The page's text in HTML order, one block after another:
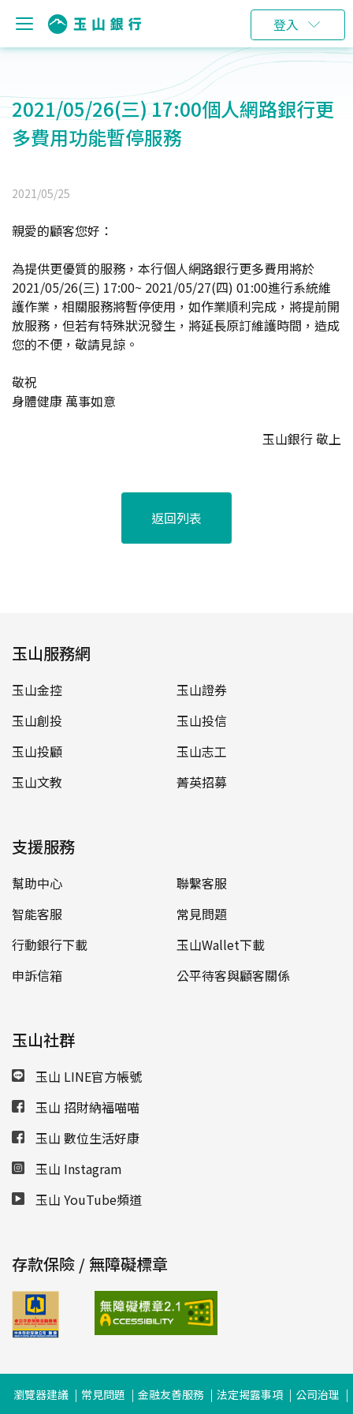
登入
2021/05/26(三) 17:00個人網路銀行更
多費用功能暫停服務
2021/05/25
親愛的顧客您好：
為提供更優質的服務，本行個人網路銀行更多費用將於
2021/05/26(三) 17:00~ 2021/05/27(四) 01:00進行系統維
護作業，相關服務將暫停使用，如作業順利完成，將提前開
放服務，但若有特殊狀況發生，將延長原訂維護時間，造成
您的不便，敬請見諒。
敬祝
身體健康 萬事如意
玉山銀行 敬上
返回列表
玉山服務網
玉山金控
玉山證券
玉山創投
玉山投信
玉山投顧
玉山志工
玉山文教
菁英招募
支援服務
幫助中心
聯繫客服
智能客服
常見問題
行動銀行下載
玉山Wallet下載
申訴信箱
公平待客與顧客關係
玉山社群
玉山 LINE官方帳號
玉山 招財納福喵喵
玉山 數位生活好康
玉山 Instagram
玉山 YouTube頻道
存款保險 / 無障礙標章
瀏覽器建議 常見問題 金融友善服務 法定揭露事項 公司治理